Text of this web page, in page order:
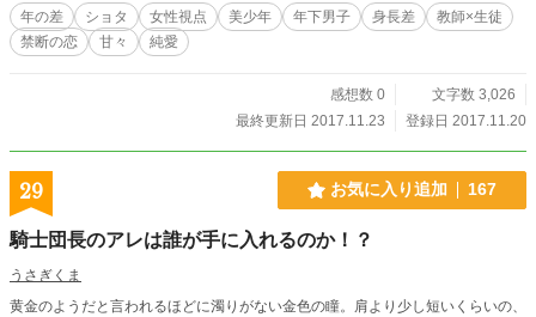
年の差 ショタ 女性視点 美少年 年下男子 身長差
教師×生徒
禁断の恋
甘々 純愛
感想数 0
文字数 3,026
最終更新日 2017.11.23
登録日 2017.11.20
29 お気に入り追加 167
騎士団長のアレは誰が手に入れるのか！？
うさぎくま
黄金のようだと言われるほどに濁りがない金色の瞳。肩より少し短いくらいの、